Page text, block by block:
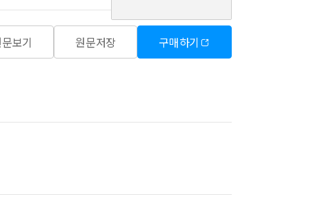
보기 원문저장 구매하기